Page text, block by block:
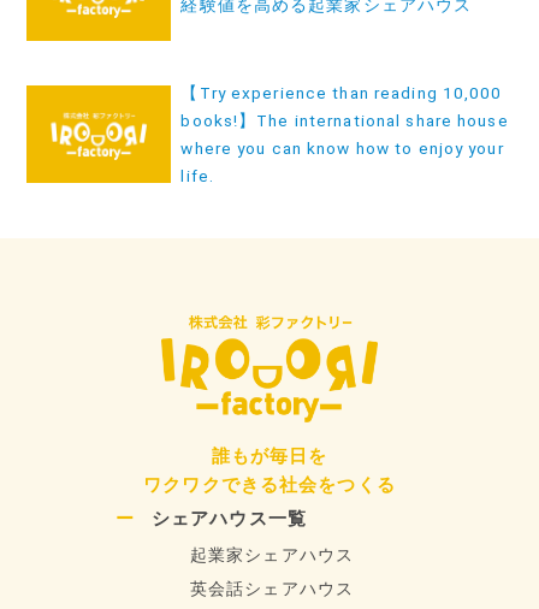
シ
経験値を高める起業家シェアハウス
【Try experience than reading 10,000
books!】The international share house
where you can know how to enjoy your
life.
誰もが毎日を
ワクワクできる社会をつくる
シェアハウス一覧
起業家シェアハウス
英会話シェアハウス